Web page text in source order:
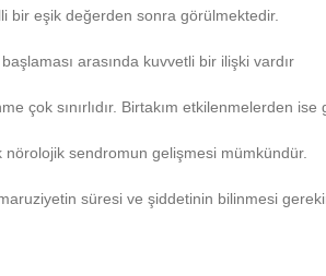
bir eşik değerden sonra görülmektedir.
arasında kuvvetli bir ilişki vardır
çok sınırlıdır. Birtakım etkilenmelerden
nörolojik sendromun gelişmesi mümkündür.
süresi ve şiddetinin bilinmesi